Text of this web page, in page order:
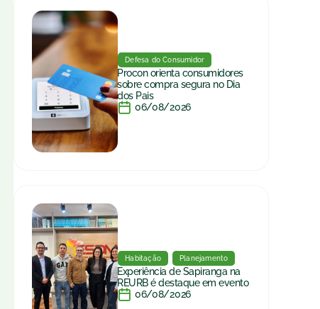
Defesa do Consumidor
Procon orienta consumidores
sobre compra segura no Dia
dos Pais
06/08/2026
Habitação Planejamento
Experiência de Sapiranga na
REURB é destaque em evento
06/08/2026